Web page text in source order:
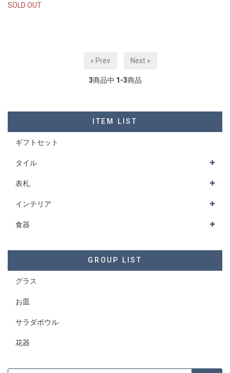
SOLD OUT
« Prev Next »
3商品中 1-3商品
ITEM LIST
ギフトセット
タイル
表札
インテリア
食器
GROUP LIST
グラス
お皿
サラダボウル
花器